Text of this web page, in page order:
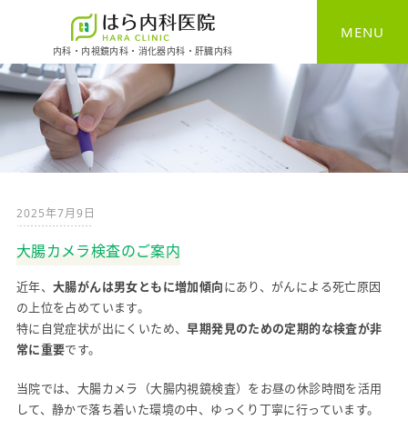
内科・内視鏡内科・消化器内科・肝臓内科
MENU
HOME
一般内科
消化器内科
大腸カメラ
自費診療
2025年7月9日
大腸カメラ検査のご案内
近年、大腸がんは男女ともに増加傾向にあり、がんによる死亡原因
の上位を占めています。
特に自覚症状が出にくいため、早期発見のための定期的な検査が非
常に重要です。
当院では、大腸カメラ（大腸内視鏡検査）をお昼の休診時間を活用
して、静かで落ち着いた環境の中、ゆっくり丁寧に行っています。